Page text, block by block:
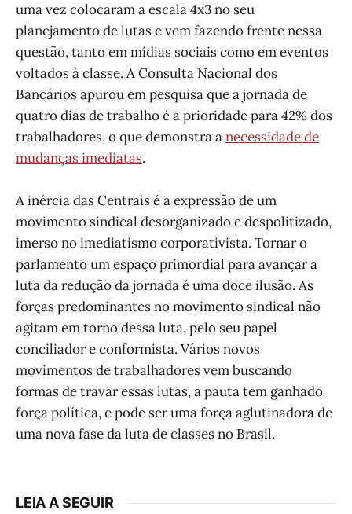
uma vez colocaram a escala 4x3 no seu
planejamento de lutas e vem fazendo frente nessa
questão, tanto em mídias sociais como em eventos
voltados à classe. A Consulta Nacional dos
Bancários apurou em pesquisa que a jornada de
quatro dias de trabalho é a prioridade para 42% dos
trabalhadores, o que demonstra anecessidade de
mudanças imediatas.
A inércia das Centrais é a expressão de um
movimento sindical desorganizado e despolitizado,
imerso no imediatismo corporativista. Tornar o
parlamento um espaço primordial para avançar a
luta da redução da jornada é uma doce ilusão. As
forças predominantes no movimento sindical não
agitam em torno dessa luta, pelo seu papel
conciliador e conformista. Vários novos
movimentos de trabalhadores vem buscando
formas de travar essas lutas, a pauta tem ganhado
força política, e pode ser uma força aglutinadora de
uma nova fase da luta de classes no Brasil.
LEIA A SEGUIR